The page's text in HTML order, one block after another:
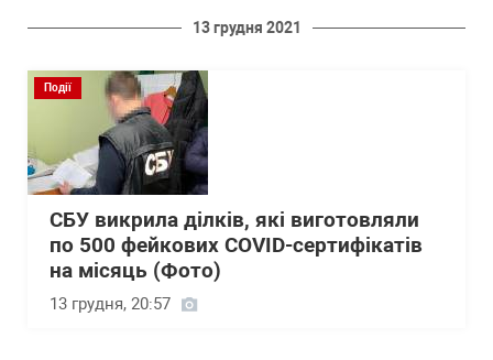
13 грудня 2021
Події
СБУ викрила ділків, які виготовляли
по 500 фейкових COVID-сертифікатів
на місяць (Фото)
13 грудня, 20:57